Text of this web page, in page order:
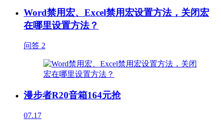
Word禁用宏、Excel禁用宏设置方法，关闭宏
在哪里设置方法？
问答 2
漫步者R20音箱164元抢
07.17